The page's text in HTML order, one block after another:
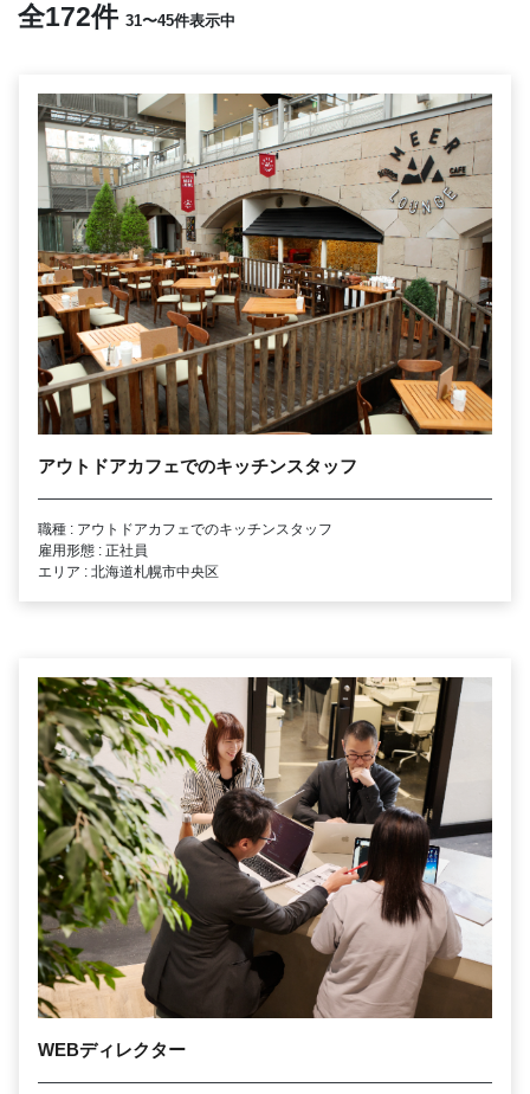
全172件 31〜45件表示中
アウトドアカフェでのキッチンスタッフ
職種 : アウトドアカフェでのキッチンスタッフ
雇用形態 : 正社員
エリア : 北海道札幌市中央区
WEBディレクター